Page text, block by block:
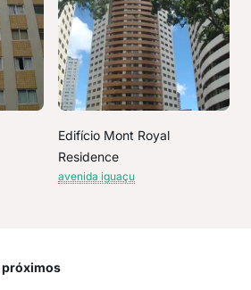
Edifício Mont Royal
Residence
avenida iguaçu